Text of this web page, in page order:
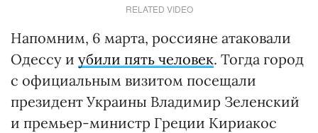
RELATED VIDEO
Напомним, 6 марта, россияне атаковали
Одессу и убили пять человек. Тогда город
с официальным визитом посещали
президент Украины Владимир Зеленский
и премьер-министр Греции Кириакос